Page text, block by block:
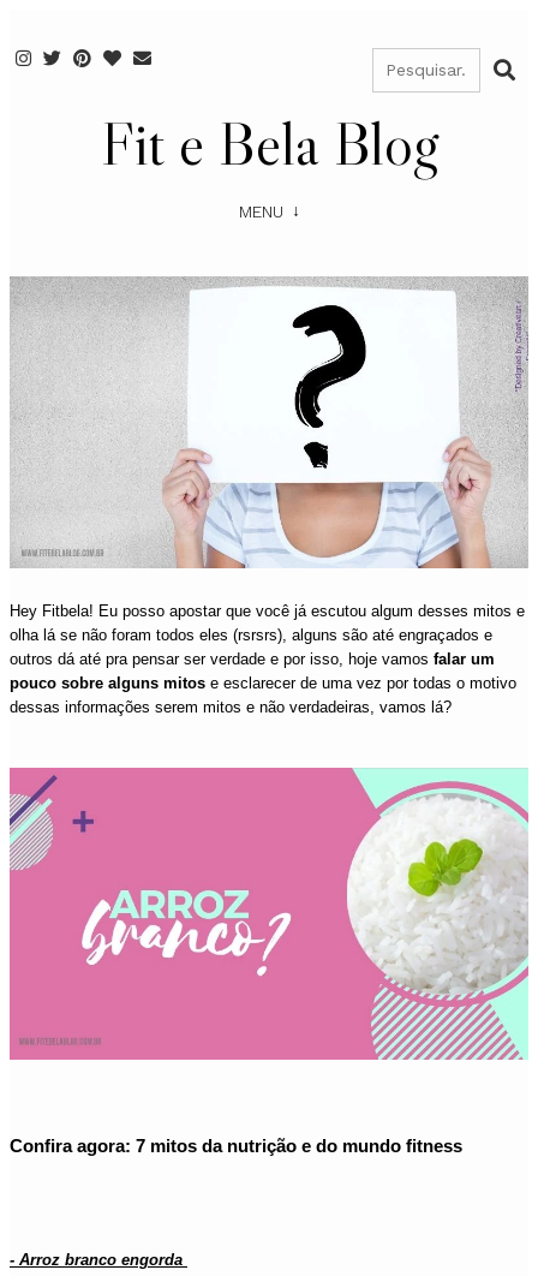
Fit e Bela Blog
MENU
Hey Fitbela! Eu posso apostar que você já escutou algum desses mitos e
olha lá se não foram todos eles (rsrsrs), alguns são até engraçados e
outros dá até pra pensar ser verdade e por isso, hoje vamos falar um
pouco sobre alguns mitos e esclarecer de uma vez por todas o motivo
dessas informações serem mitos e não verdadeiras, vamos lá?
Confira agora: 7 mitos da nutrição e do mundo fitness
- Arroz branco engorda